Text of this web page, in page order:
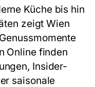
Küche bis hin
zeigt Wien
Online finden
Insider-
saisonale